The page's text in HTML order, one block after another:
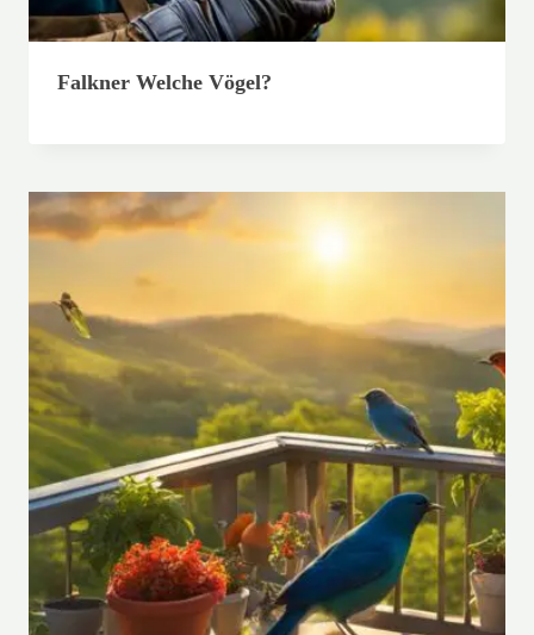
Falkner Welche Vögel?